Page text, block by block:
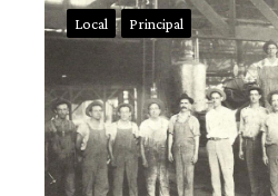
Local Principal